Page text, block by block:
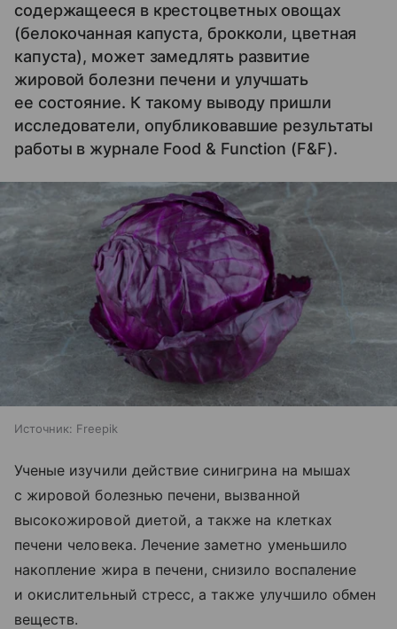
содержащееся в крестоцветных овощах
(белокочанная капуста, брокколи, цветная
капуста), может замедлять развитие
жировой болезни печени и улучшать
ее состояние. К такому выводу пришли
исследователи, опубликовавшие результаты
работы в журнале Food & Function (F&F).
Источник: Freepik
Ученые изучили действие синигрина на мышах
с жировой болезнью печени, вызванной
высокожировой диетой, а также на клетках
печени человека. Лечение заметно уменьшило
накопление жира в печени, снизило воспаление
и окислительный стресс, а также улучшило обмен
веществ.